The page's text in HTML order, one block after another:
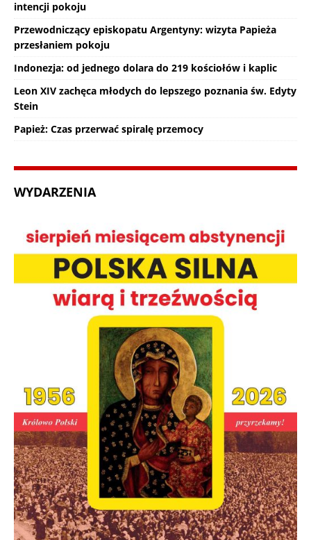
intencji pokoju
Przewodniczący episkopatu Argentyny: wizyta Papieża
przesłaniem pokoju
Indonezja: od jednego dolara do 219 kościołów i kaplic
Leon XIV zachęca młodych do lepszego poznania św. Edyty
Stein
Papież: Czas przerwać spiralę przemocy
WYDARZENIA